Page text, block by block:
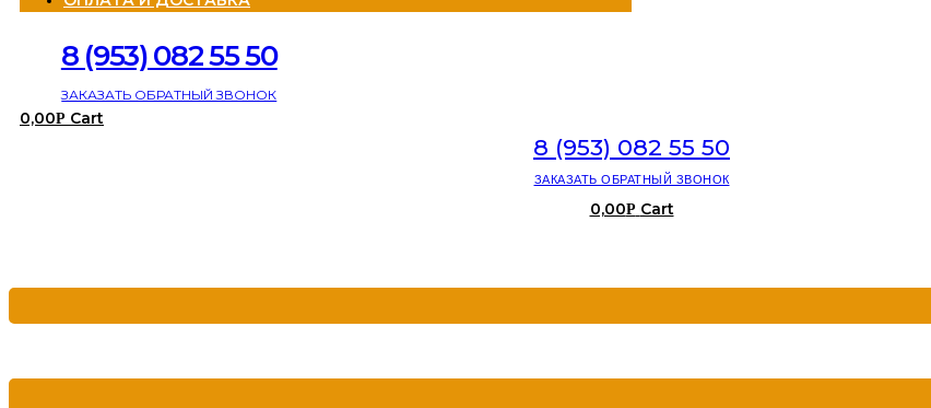
8 (953) 082 55 50
ЗАКАЗАТЬ ОБРАТНЫЙ ЗВОНОК
0,00Р Cart
8 (953) 082 55 50
ЗАКАЗАТЬ ОБРАТНЫЙ ЗВОНОК
0,00Р Cart